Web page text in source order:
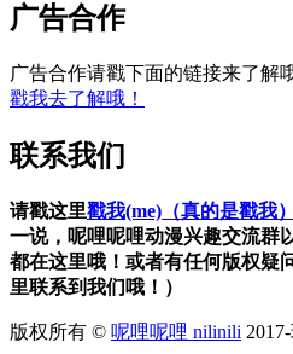
广告合作
广告合作请戳下面的链接来了解
戳我去了解哦！
联系我们
请戳这里戳我(me)（真的是戳我）
一说，呢哩呢哩动漫兴趣交流群
都在这里哦！或者有任何版权疑
里联系到我们哦！）
版权所有 © 呢哩呢哩 nilinili